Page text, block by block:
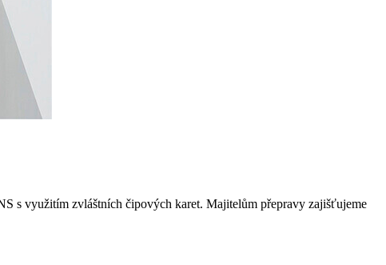
s využitím zvláštních čipových karet. Majitelům přepravy zajišťujeme